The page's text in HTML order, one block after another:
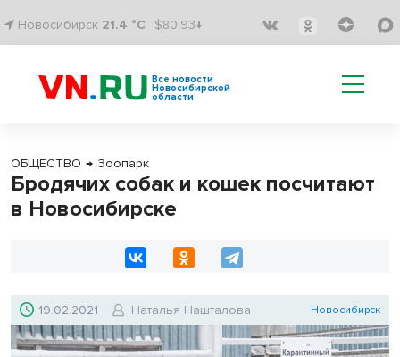
Новосибирск 21.4 °C $80.93↓
Все новости
Новосибирской
области
ОБЩЕСТВО → Зоопарк
Бродячих собак и кошек посчитают
в Новосибирске
19.02.2021 Наталья Нашталова Новосибирск